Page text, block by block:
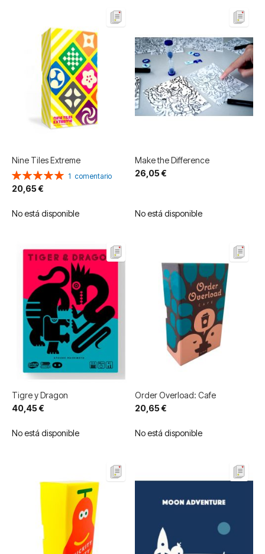
Nine Tiles Extreme
Valoración:
100%
1 comentario
20,65 €
No está disponible
Make the Difference
26,05 €
No está disponible
Tigre y Dragon
40,45 €
No está disponible
Order Overload: Cafe
20,65 €
No está disponible